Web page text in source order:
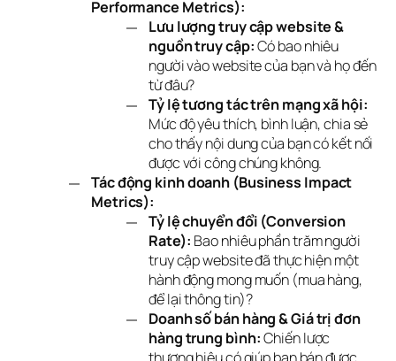
Performance Metrics):
Lưu lượng truy cập website &
nguồn truy cập:Có bao nhiêu
người vào website của bạn và họ đến
từ đâu?
Tỷ lệ tương tác trên mạng xã hội:
Mức độ yêu thích, bình luận, chia sẻ
cho thấy nội dung của bạn có kết nối
được với công chúng không.
Tác động kinh doanh (Business Impact
Metrics):
Tỷ lệ chuyển đổi (Conversion
Rate): Bao nhiêu phần trăm người
truy cập website đã thực hiện một
hành động mong muốn (mua hàng,
để lại thông tin)?
Doanh số bán hàng & Giá trị đơn
hàng trung bình:Chiến lược